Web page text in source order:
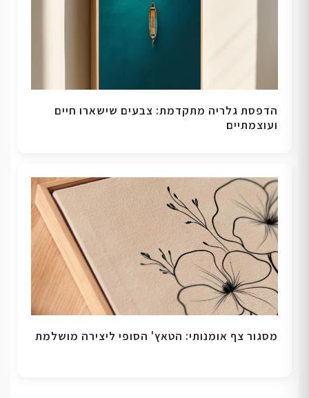
הדפסת גלריה מתקדמת: צבעים שישארו חיים
ועוצמתיים
מסגור צף אומנותי: הטאץ' הסופי ליצירה מושלמת